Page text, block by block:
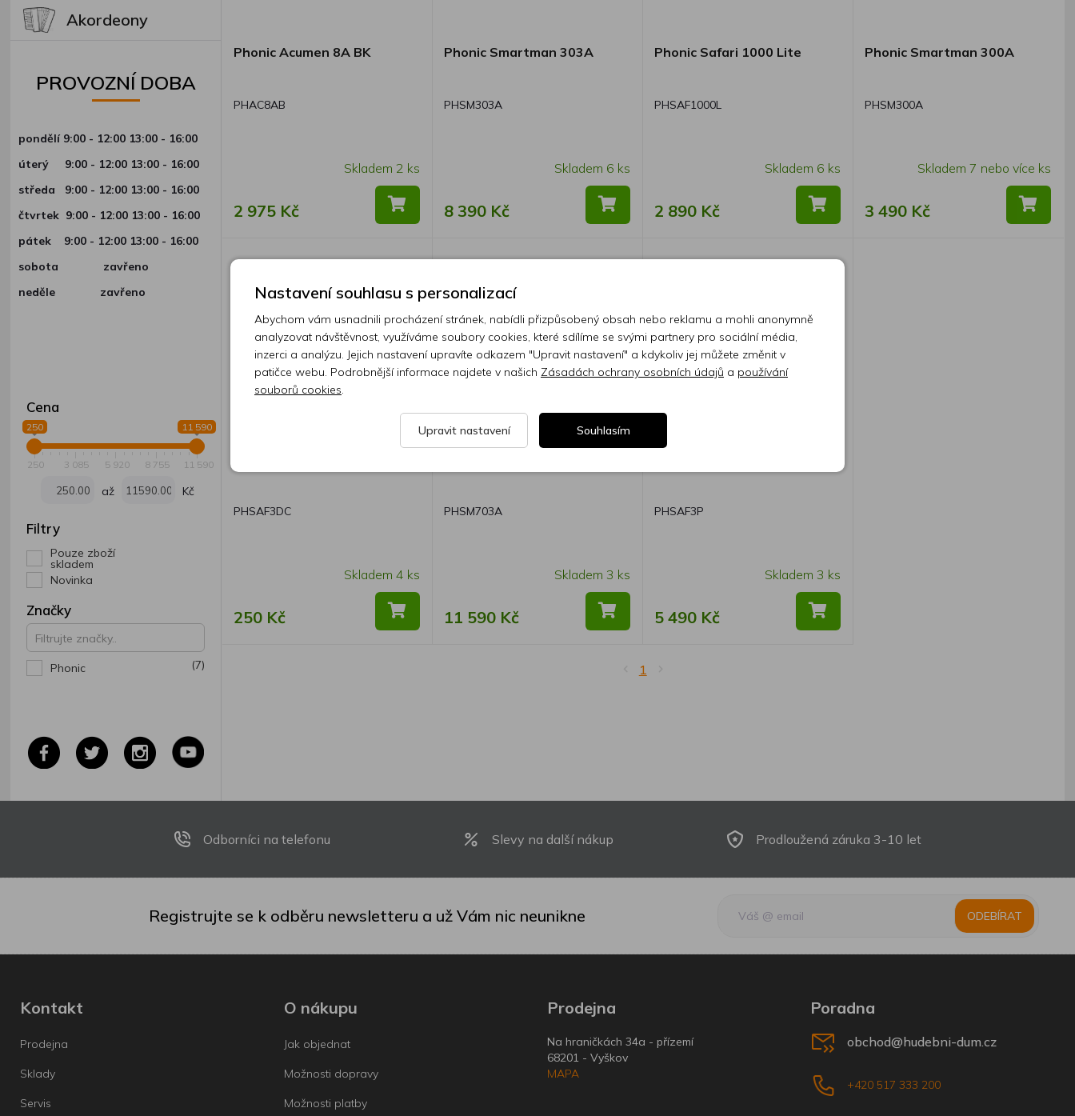
Akordeony
PROVOZNÍ DOBA
pondělí 9:00 - 12:00 13:00 - 16:00
úterý 9:00 - 12:00 13:00 - 16:00
středa 9:00 - 12:00 13:00 - 16:00
čtvrtek 9:00 - 12:00 13:00 - 16:00
pátek 9:00 - 12:00 13:00 - 16:00
sobota zavřeno
neděle zavřeno
Cena
250 11 590
250 3 085 5 920 8 755 11 590
až Kč
Filtry
Pouze zboží
skladem
Novinka
Značky
Phonic (7)
Phonic Acumen 8A BK
PHAC8AB
Skladem 2 ks
2 975 Kč
Phonic Smartman 303A
PHSM303A
Skladem 6 ks
8 390 Kč
Phonic Safari 1000 Lite
PHSAF1000L
Skladem 6 ks
2 890 Kč
Phonic Smartman 300A
PHSM300A
Skladem 7 nebo více ks
3 490 Kč
PHSAF3DC
Skladem 4 ks
250 Kč
PHSM703A
Skladem 3 ks
11 590 Kč
PHSAF3P
Skladem 3 ks
5 490 Kč
1
Odborníci na telefonu Slevy na další nákup Prodloužená záruka 3-10 let
Registrujte se k odběru newsletteru a už Vám nic neunikne ODEBÍRAT
Kontakt
Prodejna
Sklady
Servis
O nákupu
Jak objednat
Možnosti dopravy
Možnosti platby
Prodejna
Na hraničkách 34a - přízemí
68201 - Vyškov
MAPA
Poradna
obchod@hudebni-dum.cz
+420 517 333 200
Nastavení souhlasu s personalizací
Abychom vám usnadnili procházení stránek, nabídli přizpůsobený obsah nebo reklamu a mohli anonymně
analyzovat návštěvnost, využíváme soubory cookies, které sdílíme se svými partnery pro sociální média,
inzerci a analýzu. Jejich nastavení upravíte odkazem "Upravit nastavení" a kdykoliv jej můžete změnit v
patičce webu. Podrobnější informace najdete v našich Zásadách ochrany osobních údajů a používání
souborů cookies
Upravit nastavení Souhlasím